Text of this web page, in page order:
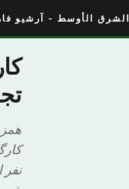
الشرق الأوسط - آرشیو
نفر